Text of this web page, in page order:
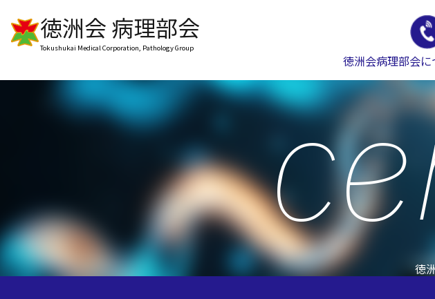
徳洲会 病理部会
Tokushukai Medical Corporation, Pathology Group
徳洲会病理部会に
徳